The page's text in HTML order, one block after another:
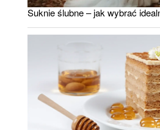
Suknie ślubne – jak wybrać